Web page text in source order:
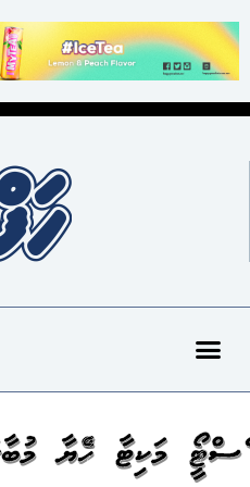
އެސްޓީއޯ މަކިޓާ ހެއްޔާ